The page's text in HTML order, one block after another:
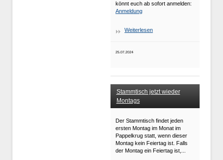
könnt euch ab sofort anmelden:
Anmeldung
Weiterlesen
25.07.2024
Stammtisch jetzt wieder
Montags
Der Stammtisch findet jeden
ersten Montag im Monat im
Pappelkrug statt, wenn dieser
Montag kein Feiertag ist. Falls
der Montag ein Feiertag ist,...